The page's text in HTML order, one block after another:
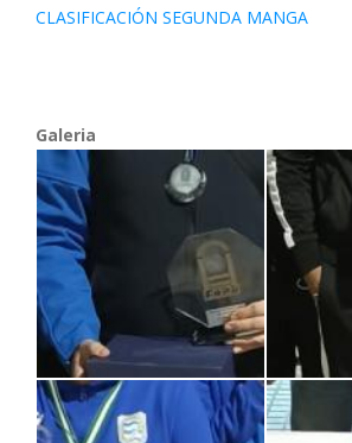
CLASIFICACIÓN SEGUNDA MANGA
Galeria